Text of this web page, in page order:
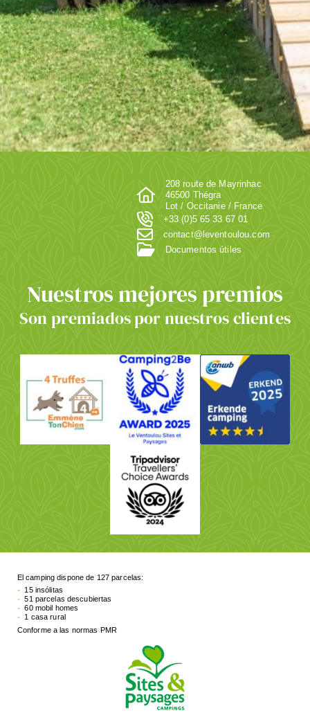
208 route de Mayrinhac
46500 Thégra
Lot / Occitanie / France
+33 (0)5 65 33 67 01
contact@leventoulou.com
Documentos útiles
Nuestros mejores premios
Son premiados por nuestros clientes
El camping dispone de 127 parcelas:
15 insólitas
51 parcelas descubiertas
60 mobil homes
1 casa rural
Conforme a las normas PMR